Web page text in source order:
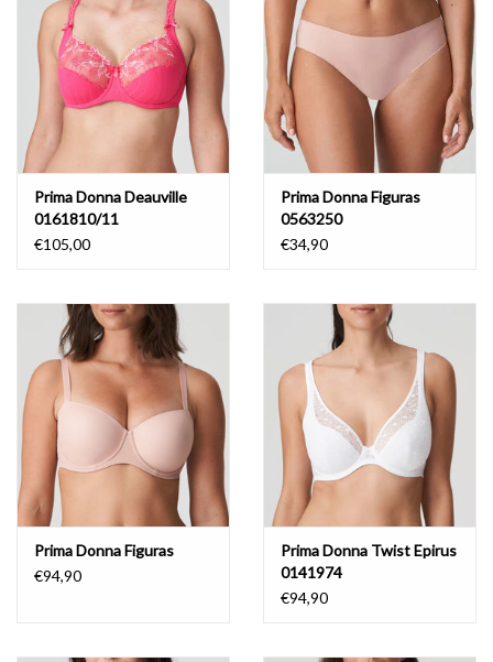
Prima Donna Deauville
0161810/11
€105,00
Prima Donna Figuras
0563250
€34,90
Prima Donna Figuras
€94,90
Prima Donna Twist Epirus
0141974
€94,90